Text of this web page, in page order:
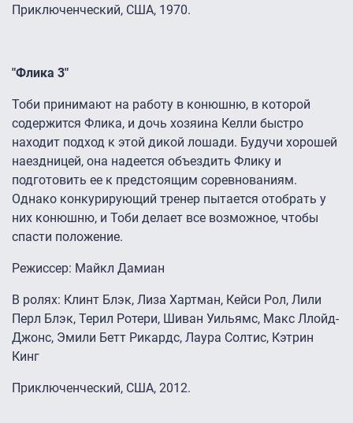
Приключенческий, США, 1970.
"Флика 3"
Тоби принимают на работу в конюшню, в которой
содержится Флика, и дочь хозяина Келли быстро
находит подход к этой дикой лошади. Будучи хорошей
наездницей, она надеется объездить Флику и
подготовить ее к предстоящим соревнованиям.
Однако конкурирующий тренер пытается отобрать у
них конюшню, и Тоби делает все возможное, чтобы
спасти положение.
Режиссер: Майкл Дамиан
В ролях: Клинт Блэк, Лиза Хартман, Кейси Рол, Лили
Перл Блэк, Терил Ротери, Шиван Уильямс, Макс Ллойд-
Джонс, Эмили Бетт Рикардс, Лаура Солтис, Кэтрин
Кинг
Приключенческий, США, 2012.